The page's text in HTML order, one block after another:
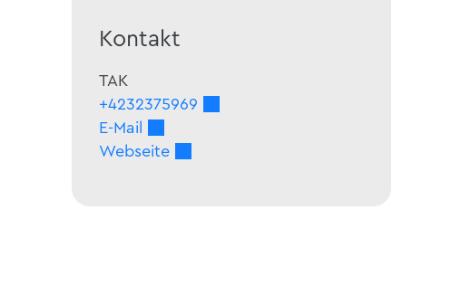
Kontakt
TAK
+4232375969
E-Mail
Webseite